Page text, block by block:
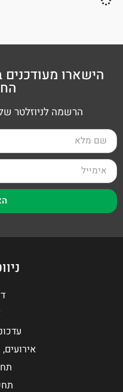
הישארו
הרשמה לניוזלטר